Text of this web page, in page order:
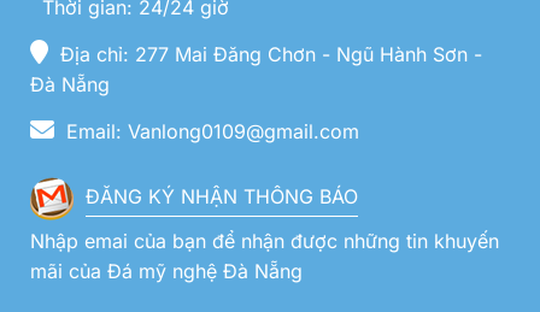
Thời gian: 24/24 giờ
Địa chỉ: 277 Mai Đăng Chơn - Ngũ Hành Sơn -
Đà Nẵng
Email: Vanlong0109@gmail.com
ĐĂNG KÝ NHẬN THÔNG BÁO
Nhập emai của bạn để nhận được những tin khuyến
mãi của Đá mỹ nghệ Đà Nẵng